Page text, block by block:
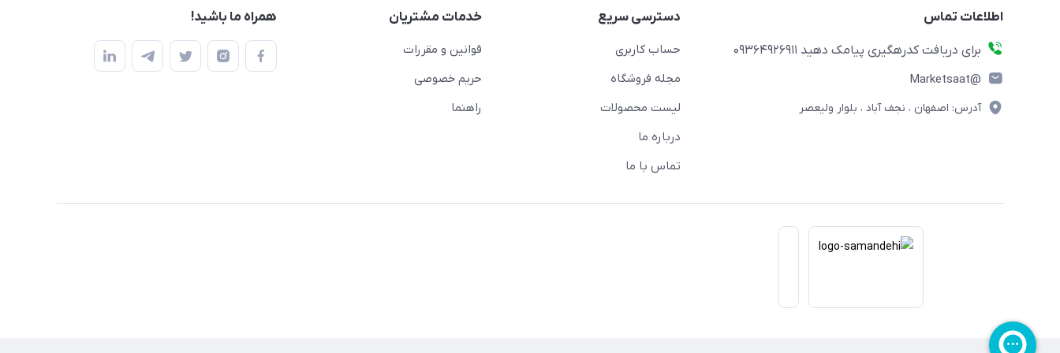
اطلاعات تماس
برای دریافت کدرهگیری پیامک دهید 09364926911
@Marketsaat
آدرس: اصفهان ، نجف آباد ، بلوار ولیعصر
دسترسی سریع
حساب کاربری
مجله فروشگاه
لیست محصولات
درباره ما
تماس با ما
خدمات مشتریان
قوانین و مقررات
حریم خصوصی
راهنما
همراه ما باشید!